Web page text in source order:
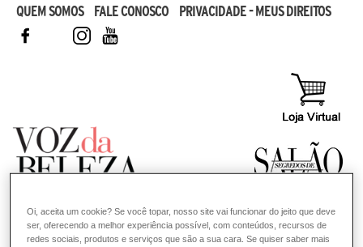
QUEM SOMOS FALE CONOSCO
PRIVACIDADE - MEUS DIREITOS
FACEBOOKTWITTERINSTAGRAM
Oi, aceita um cookie? Se você topar, nosso site vai funcionar do jeito que deve
ser, oferecendo a melhor experiência possível, com conteúdos, recursos de
redes sociais, produtos e serviços que são a sua cara. Se quiser saber mais